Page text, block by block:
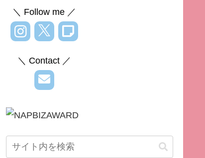
＼ Follow me ／
＼ Contact ／